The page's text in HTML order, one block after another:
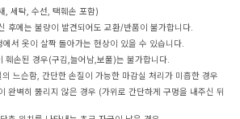
, 세탁, 수선, 택훼손 포함)
후에는 불량이 발견되어도 교환/반품이 불가합니다.
서 옷이 살짝 돌아가는 현상이 있을 수 있습니다.
훼손된 경우(구김,늘어남,보풀)는 불가합니다.
느슨함, 간단한 손질이 가능한 마감실 처리가 미흡한 경우
완벽히 뚫리지 않은 경우 (가위로 간단하게 구멍을 내주신 뒤